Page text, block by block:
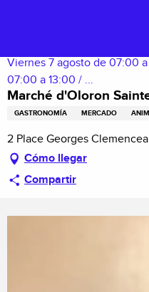
principal
Viernes 7 agosto de 07:00
07:00 a 13:00 / ...
Marché d'Oloron
GASTRONOMÍA MERCADO
2 Place Georges
Cómo llegar
Compartir